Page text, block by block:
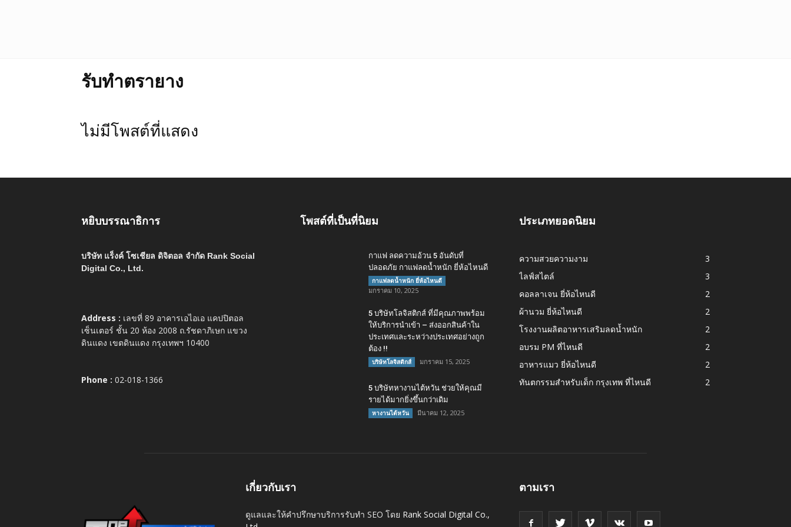
รับทำตรายาง
ไม่มีโพสต์ที่แสดง
หยิบบรรณาธิการ
บริษัท แร็งค์ โซเชียล ดิจิตอล จำกัด Rank Social
Digital Co., Ltd.
Address : เลขที่ 89 อาคารเอไอเอ แคปปิตอล
เซ็นเตอร์ ชั้น 20 ห้อง 2008 ถ.รัชดาภิเษก แขวง
ดินแดง เขตดินแดง กรุงเทพฯ 10400
Phone : 02-018-1366
โพสต์ที่เป็นที่นิยม
กาแฟ ลดความอ้วน 5 อันดับที่
ปลอดภัย กาแฟลดน้ำหนัก ยี่ห้อไหนดี
กาแฟลดน้ำหนัก ยี่ห้อไหนดี
มกราคม 10, 2025
5 บริษัทโลจิสติกส์ ที่มีคุณภาพพร้อม
ให้บริการนำเข้า – ส่งออกสินค้าใน
ประเทศและระหว่างประเทศอย่างถูก
ต้อง !!
บริษัทโลจิสติกส์ มกราคม 15, 2025
5 บริษัทหางานไต้หวัน ช่วยให้คุณมี
รายได้มากยิ่งขึ้นกว่าเดิม
หางานไต้หวัน มีนาคม 12, 2025
ประเภทยอดนิยม
ความสวยความงาม
3
ไลฟ์สไตล์
3
คอลลาเจน ยี่ห้อไหนดี
2
ผ้านวม ยี่ห้อไหนดี
2
โรงงานผลิตอาหารเสริมลดน้ำหนัก
2
อบรม PM ที่ไหนดี
2
อาหารแมว ยี่ห้อไหนดี
2
ทันตกรรมสำหรับเด็ก กรุงเทพ ที่ไหนดี
2
เกี่ยวกับเรา
ดูแลและให้คำปรึกษาบริการรับทำ SEO โดย Rank Social Digital Co.,
ตามเรา